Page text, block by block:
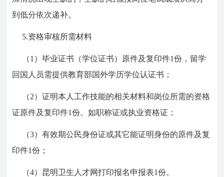
到低分依次递补。
5.资格审核所需材料
（1）毕业证书（学位证书）原件及复印件1份，留学
回国人员需提供教育部国外学历学位认证书；
（2）证明本人工作技能的相关材料和岗位所需的资格
证原件及复印件1份。如职称证或执业资格证；
（3）有效期公民身份证或其它能证明身份的原件及复
印件1份；
（4）昆明卫生人才网打印报名申报表1份。